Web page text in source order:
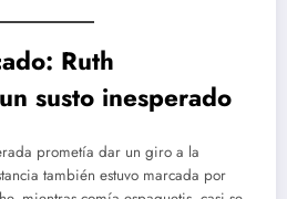
Ruth
susto inesperado
prometía dar un giro a la
también estuvo marcada por